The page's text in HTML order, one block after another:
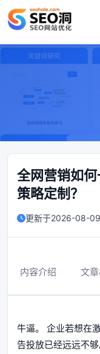
全网营销如
策略定制？
更新于2026-08-
内容介绍 文
牛逼。 企业若想在
告投放已经远远不